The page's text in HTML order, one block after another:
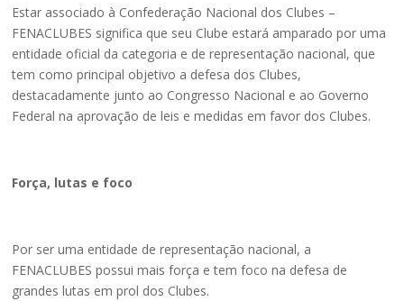
Estar associado à Confederação Nacional dos Clubes –
FENACLUBES significa que seu Clube estará amparado por uma
entidade oficial da categoria e de representação nacional, que
tem como principal objetivo a defesa dos Clubes,
destacadamente junto ao Congresso Nacional e ao Governo
Federal na aprovação de leis e medidas em favor dos Clubes.
Força, lutas e foco
Por ser uma entidade de representação nacional, a
FENACLUBES possui mais força e tem foco na defesa de
grandes lutas em prol dos Clubes.